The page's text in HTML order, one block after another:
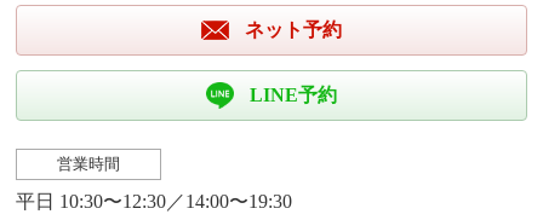
ネット予約
LINE予約
営業時間
平日 10:30〜12:30／14:00〜19:30